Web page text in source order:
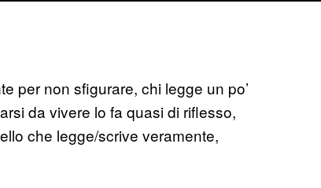
per non sfigurare, chi legge un po’
da vivere lo fa quasi di riflesso,
che legge/scrive veramente,